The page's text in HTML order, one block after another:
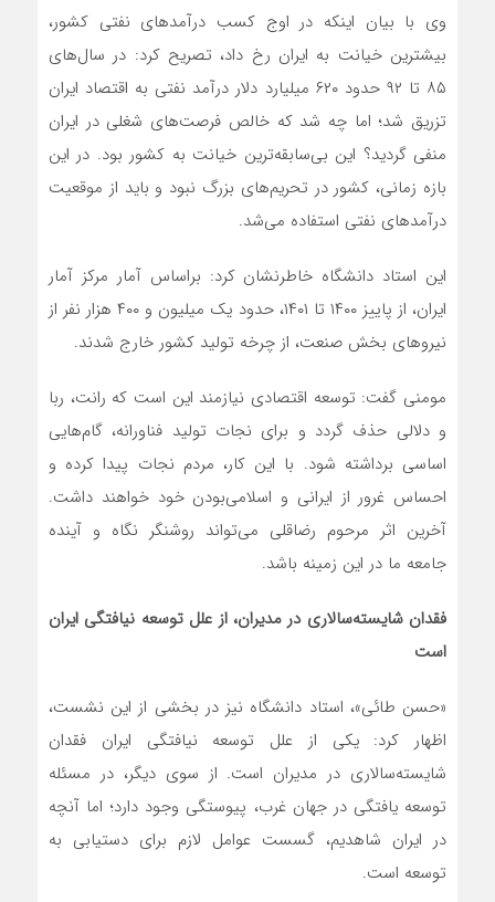
وی با بیان اینکه در اوج کسب درآمدهای نفتی کشور،
بیشترین خیانت به ایران رخ داد، تصریح کرد: در سال‌های
۸۵ تا ۹۲ حدود ۶۲۰ میلیارد دلار درآمد نفتی به اقتصاد ایران
تزریق شد؛ اما چه شد که خالص فرصت‌های شغلی در ایران
منفی گردید؟ این بی‌سابقه‌ترین خیانت به کشور بود. در این
بازه زمانی، کشور در تحریم‌های بزرگ نبود و باید از موقعیت
درآمدهای نفتی استفاده می‌شد.
این استاد دانشگاه خاطرنشان کرد: براساس آمار مرکز آمار
ایران، از پاییز ۱۴۰۰ تا ۱۴۰۱، حدود یک میلیون و ۴۰۰ هزار نفر از
نیروهای بخش صنعت، از چرخه تولید کشور خارج شدند.
مومنی گفت: توسعه اقتصادی نیازمند این است که رانت، ربا
و دلالی حذف گردد و برای نجات تولید فناورانه، گام‌هایی
اساسی برداشته شود. با این کار، مردم نجات پیدا کرده و
احساس غرور از ایرانی و اسلامی‌بودن خود خواهند داشت.
آخرین اثر مرحوم رضاقلی می‌تواند روشنگر نگاه و آینده
جامعه ما در این زمینه باشد.
فقدان شایسته‌سالاری در مدیران، از علل توسعه نیافتگی ایران
است
«حسن طائی»، استاد دانشگاه نیز در بخشی از این نشست،
اظهار کرد: یکی از علل توسعه نیافتگی ایران فقدان
شایسته‌سالاری در مدیران است. از سوی دیگر، در مسئله
توسعه یافتگی در جهان غرب، پیوستگی وجود دارد؛ اما آنچه
در ایران شاهدیم، گسست عوامل لازم برای دستیابی به
توسعه است.